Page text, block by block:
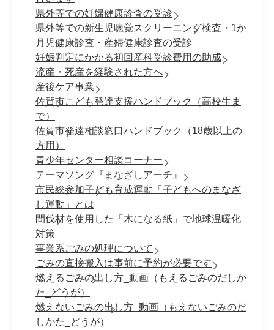
県外等での妊婦健康診査の受診
県外等での新生児聴覚スクリーニング検査・1か
月児健康診査・産婦健康診査の受診
妊娠判定にかかる初回産科受診費用の助成
流産・死産を経験された方へ
産後ケア事業
佐賀市こども発達支援ハンドブック（高校生ま
で）
佐賀市発達相談窓口ハンドブック（18歳以上の
方用）
青少年センター相談コーナー
テーマソング『まなざしアーチ』
市民総参加子ども育成運動「子どもへのまなざ
し運動」とは
間伐材を使用した「木になる紙」で地球温暖化
対策
事業系ごみの処理について
ごみの直接搬入は事前に予約が必要です
燃えるごみの出し方_動画（もえるごみのだしか
た_どうが）
燃えないごみの出し方_動画（もえないごみのだ
しかた_どうが）